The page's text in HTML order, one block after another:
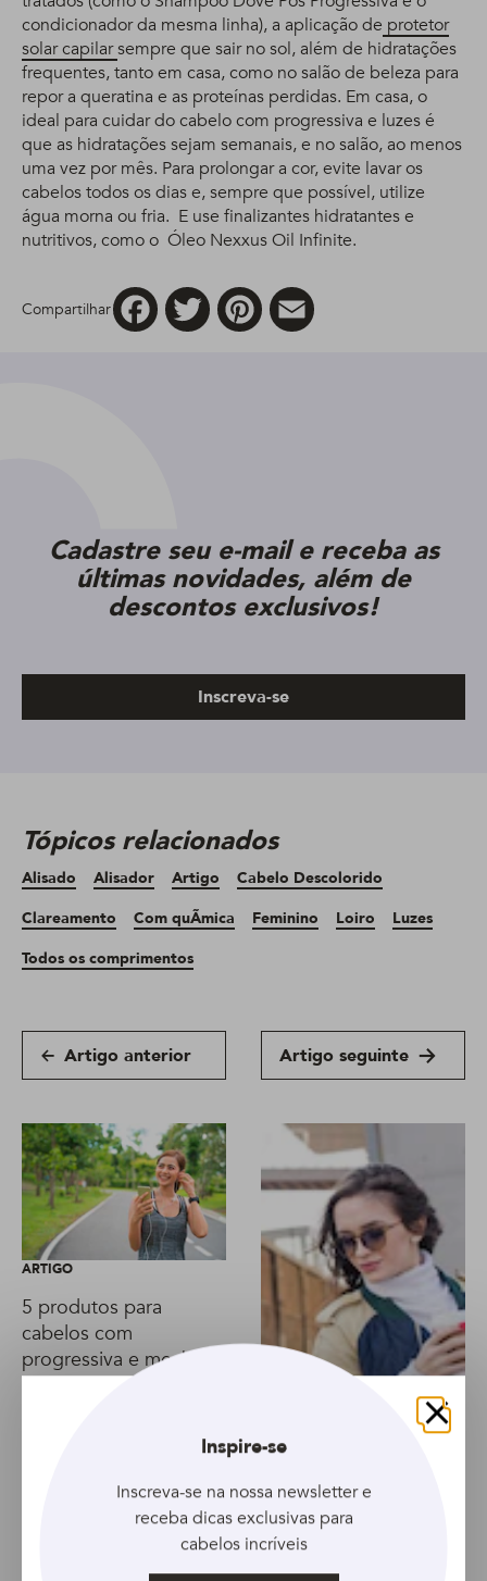
condicionador da mesma linha), a aplicação de protetor
solar capilarsempre que sair no sol, além de hidratações
frequentes, tanto em casa, como no salão de beleza para
repor a queratina e as proteínas perdidas. Em casa, o
ideal para cuidar do cabelo com progressiva e luzes é
que as hidratações sejam semanais, e no salão, ao menos
uma vez por mês. Para prolongar a cor, evite lavar os
cabelos todos os dias e, sempre que possível, utilize
água morna ou fria. E use finalizantes hidratantes e
nutritivos, como o Óleo Nexxus Oil Infinite.
Compartilhar
FacebookTwitter Pinterest
Cadastre seu e-mail e receba as
últimas novidades, além de
descontos exclusivos!
Inscreva-se
Tópicos relacionados
Alisado Alisador Artigo
Cabelo Descolorido
Clareamento
Com quÃ­mica Feminino Loiro
Luzes
Todos os comprimentos
Artigo anterior Artigo seguinte
ARTIGO
5 produtos para
cabelos com
progressiva e mechas
Quais são os melhores
produtos para cabelos
danificados?
Fechar
Inspire-se
Inscreva-se na nossa newsletter e
receba dicas exclusivas para
cabelos incríveis